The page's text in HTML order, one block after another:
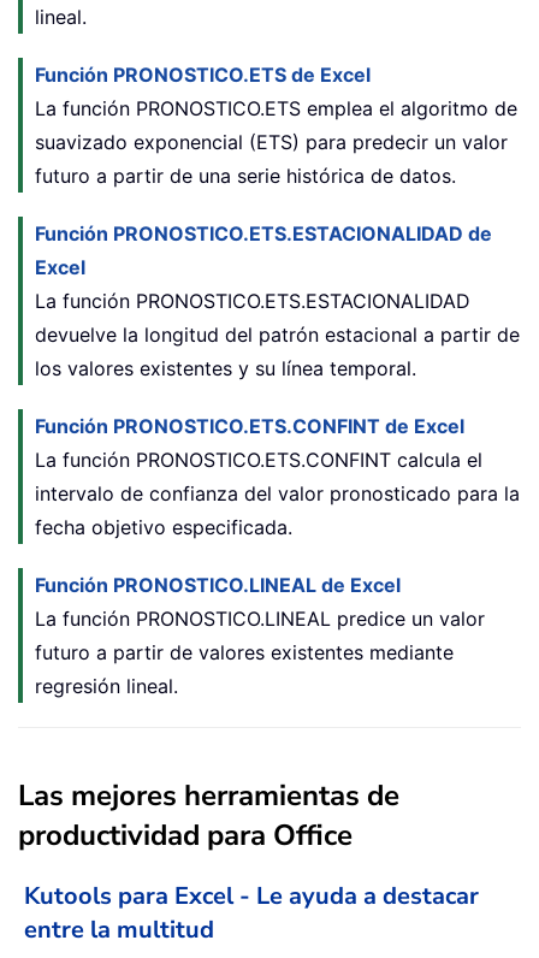
lineal.
Función PRONOSTICO.ETS de Excel
La función PRONOSTICO.ETS emplea el algoritmo de
suavizado exponencial (ETS) para predecir un valor
futuro a partir de una serie histórica de datos.
Función PRONOSTICO.ETS.ESTACIONALIDAD de
Excel
La función PRONOSTICO.ETS.ESTACIONALIDAD
devuelve la longitud del patrón estacional a partir de
los valores existentes y su línea temporal.
Función PRONOSTICO.ETS.CONFINT de Excel
La función PRONOSTICO.ETS.CONFINT calcula el
intervalo de confianza del valor pronosticado para la
fecha objetivo especificada.
Función PRONOSTICO.LINEAL de Excel
La función PRONOSTICO.LINEAL predice un valor
futuro a partir de valores existentes mediante
regresión lineal.
Las mejores herramientas de
productividad para Office
Kutools para Excel - Le ayuda a destacar
entre la multitud